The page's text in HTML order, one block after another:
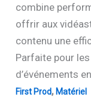
combine
offrir aux
contenu une
Parfaite pour
d’événements en
First Prod, Matériel